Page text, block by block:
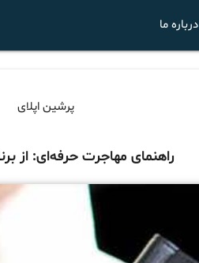
درباره ما
پرشین اپلای
راهنمای مهاجرت حرفه‌ای: از